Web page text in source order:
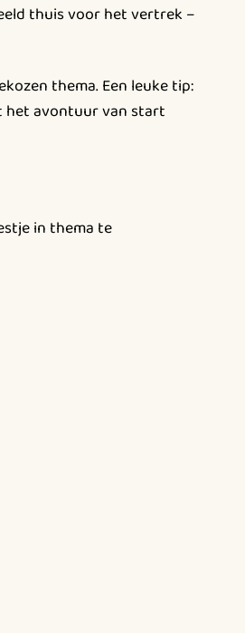
thuis voor het vertrek –
thema. Een leuke tip:
het avontuur van start
in thema te